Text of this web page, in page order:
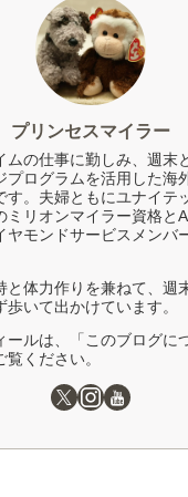
プリンセスマイラー
ムの仕事に勤しみ、週末
プログラムを活用した海
す。夫婦ともにユナイテ
ミリオンマイラー資格と
ヤモンドサービスメンバ
と体力作りを兼ねて、週
歩いて出かけています。
ールは、「このブログに
覧ください。